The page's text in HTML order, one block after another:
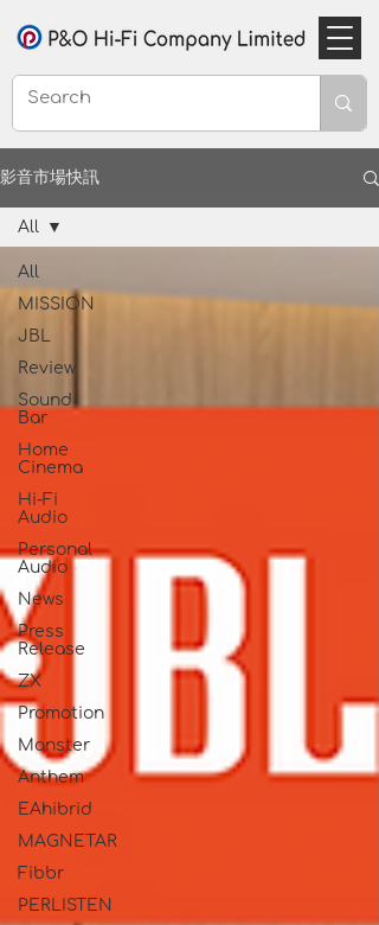
影音市場快訊
All
MISSION
JBL
Review
Sound
Bar
Home
Cinema
Hi-Fi
Audio
Personal
Audio
News
Press
Release
ZX
Promotion
Monster
Anthem
EAhibrid
MAGNETAR
Fibbr
PERLISTEN
All